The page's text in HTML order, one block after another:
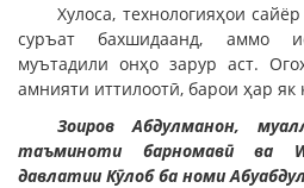
Хулоса, технологияҳои
суръат бахшидаанд, аммо
муътадили онҳо зарур аст.
амнияти иттилоотӣ, барои ҳар
Зоиров Абдулманон,
таъминоти барномавӣ ва
давлатии Кӯлоб ба номи